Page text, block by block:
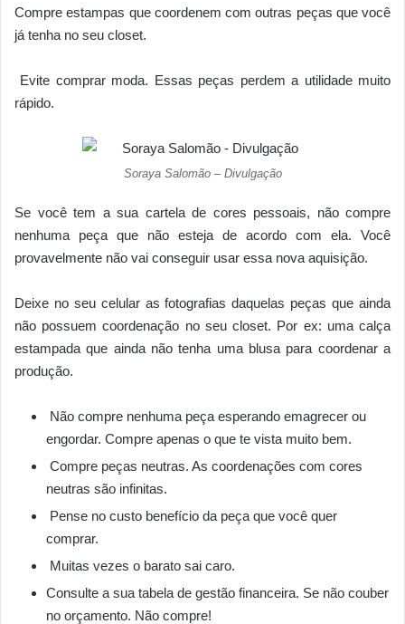
Compre estampas que coordenem com outras peças que você
já tenha no seu closet.
Evite comprar moda. Essas peças perdem a utilidade muito
rápido.
Soraya Salomão – Divulgação
Se você tem a sua cartela de cores pessoais, não compre
nenhuma peça que não esteja de acordo com ela. Você
provavelmente não vai conseguir usar essa nova aquisição.
Deixe no seu celular as fotografias daquelas peças que ainda
não possuem coordenação no seu closet. Por ex: uma calça
estampada que ainda não tenha uma blusa para coordenar a
produção.
Não compre nenhuma peça esperando emagrecer ou
engordar. Compre apenas o que te vista muito bem.
Compre peças neutras. As coordenações com cores
neutras são infinitas.
Pense no custo benefício da peça que você quer
comprar.
Muitas vezes o barato sai caro.
Consulte a sua tabela de gestão financeira. Se não couber
no orçamento. Não compre!